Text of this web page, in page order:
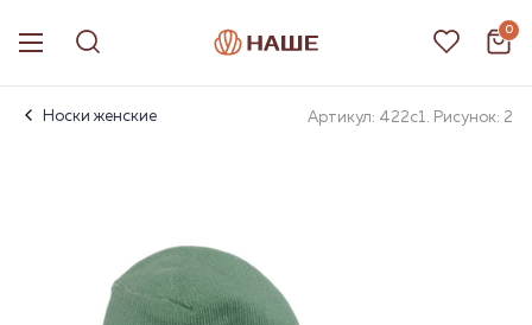
0
Носки женские Артикул: 422с1. Рисунок: 2